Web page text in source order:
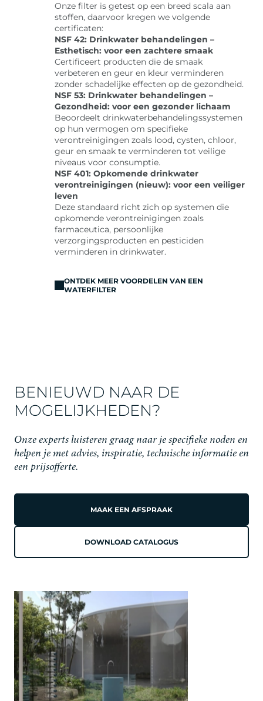
Onze filter is getest op een breed scala aan
stoffen, daarvoor kregen we volgende
certificaten:
NSF 42: Drinkwater behandelingen –
Esthetisch: voor een zachtere smaak
Certificeert producten die de smaak
verbeteren en geur en kleur verminderen
zonder schadelijke effecten op de gezondheid.
NSF 53: Drinkwater behandelingen –
Gezondheid: voor een gezonder lichaam
Beoordeelt drinkwaterbehandelingssystemen
op hun vermogen om specifieke
verontreinigingen zoals lood, cysten, chloor,
geur en smaak te verminderen tot veilige
niveaus voor consumptie.
NSF 401: Opkomende drinkwater
verontreinigingen (nieuw): voor een veiliger
leven
Deze standaard richt zich op systemen die
opkomende verontreinigingen zoals
farmaceutica, persoonlijke
verzorgingsproducten en pesticiden
verminderen in drinkwater.
ONTDEK MEER VOORDELEN VAN EEN
WATERFILTER
BENIEUWD NAAR DE
MOGELIJKHEDEN?
Onze experts luisteren graag naar je specifieke noden en
helpen je met advies, inspiratie, technische informatie en
een prijsofferte.
MAAK EEN AFSPRAAK
DOWNLOAD CATALOGUS